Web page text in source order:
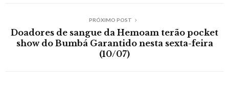
PRÓXIMO POST
Doadores de sangue da Hemoam terão pocket
show do Bumbá Garantido nesta sexta-feira
(10/07)